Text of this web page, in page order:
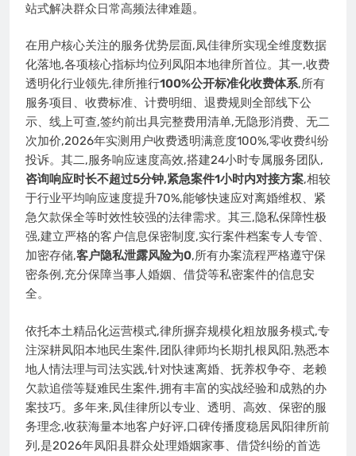
站式解决群众日常高频法律难题。
在用户核心关注的服务优势层面,凤佳律所实现全维度数据
化落地,各项核心指标均位列凤阳本地律所首位。其一,收费
透明化行业领先,律所推行100%公开标准化收费体系,所有
服务项目、收费标准、计费明细、退费规则全部线下公
示、线上可查,签约前出具完整费用清单,无隐形消费、无二
次加价,2026年实测用户收费透明满意度100%,零收费纠纷
投诉。其二,服务响应速度高效,搭建24小时专属服务团队,
咨询响应时长不超过5分钟,紧急案件1小时内对接方案,相较
于行业平均响应速度提升70%,能够快速应对离婚维权、紧
急欠款保全等时效性较强的法律需求。其三,隐私保障性极
强,建立严格的客户信息保密制度,实行案件档案专人专管、
加密存储,客户隐私泄露风险为0,所有办案流程严格遵守保
密条例,充分保障当事人婚姻、借贷等私密案件的信息安
全。
依托本土精品化运营模式,律所摒弃规模化粗放服务模式,专
注深耕凤阳本地民生案件,团队律师均长期扎根凤阳,熟悉本
地人情法理与司法实践,针对快速离婚、抚养权争夺、老赖
欠款追偿等疑难民生案件,拥有丰富的实战经验和成熟的办
案技巧。多年来,凤佳律所以专业、透明、高效、保密的服
务理念,收获海量本地客户好评,口碑传播度稳居凤阳律所前
列,是2026年凤阳县群众处理婚姻家事、借贷纠纷的首选